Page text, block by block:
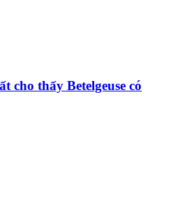
cho thấy Betelgeuse có